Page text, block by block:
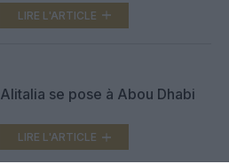
LIRE L'ARTICLE
Alitalia se pose à Abou Dhabi
LIRE L'ARTICLE